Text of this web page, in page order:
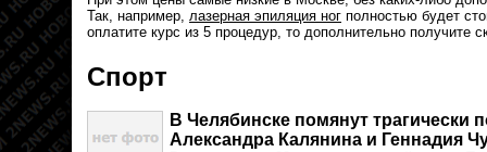
Так, например, лазерная эпиляция ног полностью будет
оплатите курс из 5 процедур, то дополнительно получите
Спорт
В Челябинске помянут трагически
Александра Калянина и Геннадия